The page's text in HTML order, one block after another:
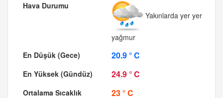
Yakınlarda yer yer
yağmur
20.9 ° C
24.9 ° C
23 ° C